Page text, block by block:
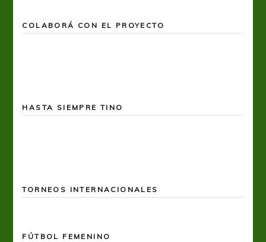
COLABORÁ CON EL PROYECTO
HASTA SIEMPRE TINO
TORNEOS INTERNACIONALES
FÚTBOL FEMENINO